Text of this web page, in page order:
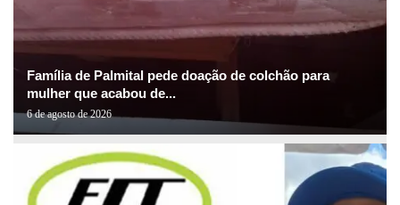
Família de Palmital pede doação de colchão para
mulher que acabou de...
6 de agosto de 2026